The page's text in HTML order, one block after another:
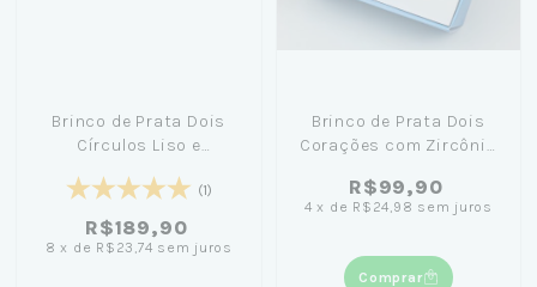
Brinco de Prata Dois
Círculos Liso e
Rio
(1)
R$189,90
8 x de R$23,74 sem juros
Brinco de Prata Dois
Corações com Zircônia
R$99,90
4 x de R$24,98 sem juros
Comprar